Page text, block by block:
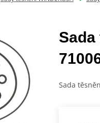
Sada
Sada